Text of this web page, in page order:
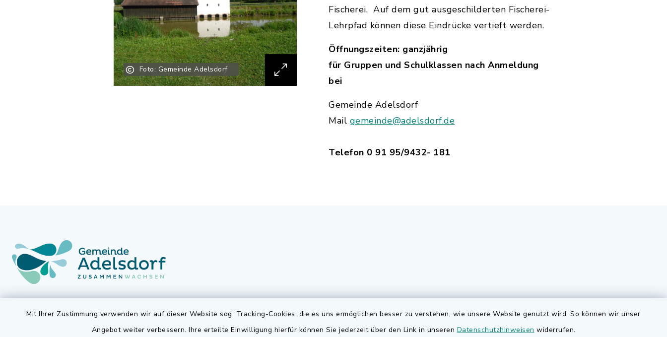
Mit Ihrer Zustimmung verwenden wir auf dieser Website sog. Tracking-Cookies, die es uns ermöglichen besser zu verstehen, wie unsere Website genutzt wird. So können wir unser
Angebot weiter verbessern. Ihre erteilte Einwilligung hierfür können Sie jederzeit über den Link in unseren Datenschutzhinweisen widerrufen.
Foto: Gemeinde Adelsdorf
Fischerei. Auf dem gut ausgeschilderten Fischerei-
Lehrpfad können diese Eindrücke vertieft werden.
Öffnungszeiten: ganzjährig
für Gruppen und Schulklassen nach Anmeldung
bei
Gemeinde Adelsdorf
Mail gemeinde@adelsdorf.de
Telefon 0 91 95/9432- 181
Gemeinde Adelsdorf Öffnungszeiten
Montag bis Freitag:
Elektronischer
Rechnungsversand
Quicklinks
Bauen in Adelsdorf